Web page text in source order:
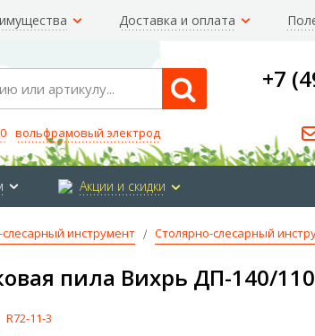
Доставка и оплата
вольфрамовый электрод
+7
Акции и скидки
инструмент Столярно-слесарный
пила Вихрь ДП-140/
R72-11-3